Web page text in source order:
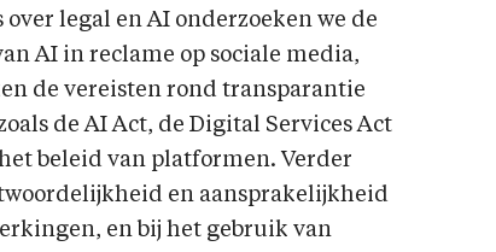
legal en AI onderzoeken we de
AI in reclame op sociale media,
de vereisten rond transparantie
de AI Act, de Digital Services Act
beleid van platformen. Verder
en aansprakelijkheid
en bij het gebruik van